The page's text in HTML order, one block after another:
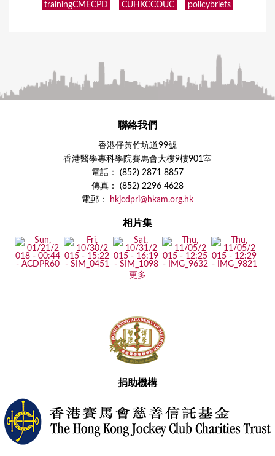
trainingCMECPD
CUHKCCOUC policybriefs
聯絡我們
香港仔黃竹坑道99號
香港醫學專科學院賽馬會大樓9樓901室
電話： (852) 2871 8857
傳真： (852) 2296 4628
電郵：
hkjcdpri@hkam.org.hk
相片集
更多
捐助機構